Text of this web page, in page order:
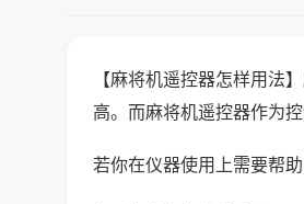
【麻将机遥控器怎样用法
高。而麻将机遥控器作为
若你在仪器使用上需要帮